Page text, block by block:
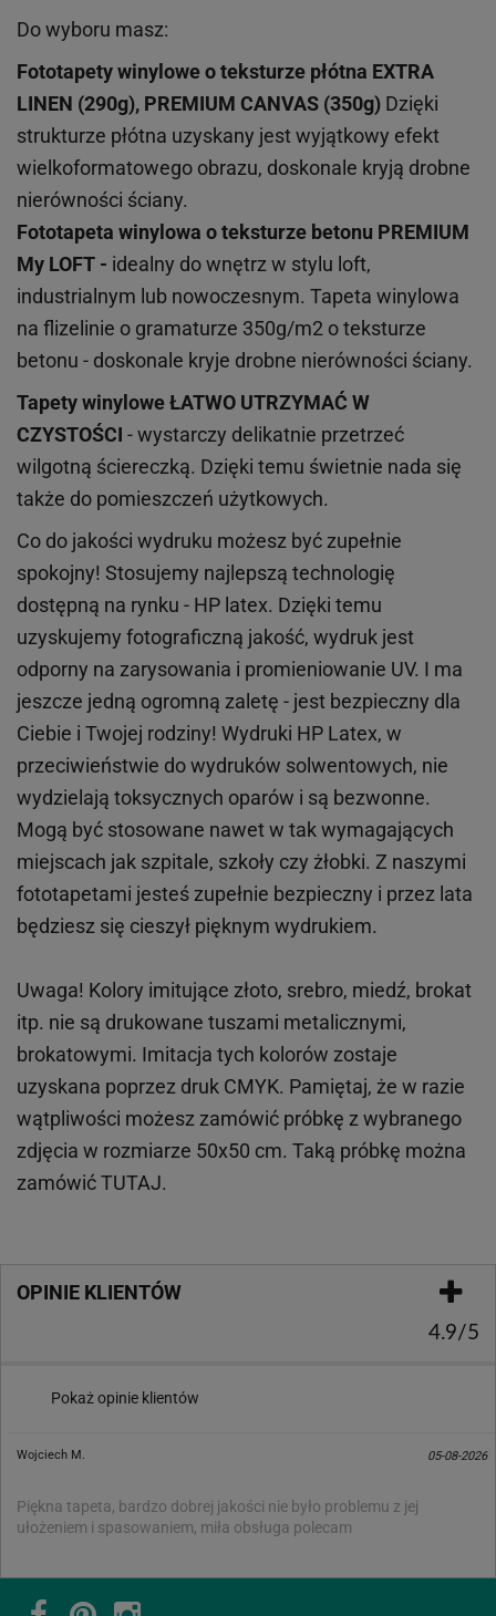
Do wyboru masz:
Fototapety winylowe oteksturze płótna EXTRA
LINEN (290g), PREMIUM CANVAS (350g) Dzięki
strukturze płótna uzyskany jest wyjątkowy efekt
wielkoformatowego obrazu, doskonale kryją drobne
nierówności ściany.
Fototapeta winylowa oteksturze betonu PREMIUM
My LOFT - idealny do wnętrz w stylu loft,
industrialnym lub nowoczesnym. Tapeta winylowa
na flizelinie o gramaturze 350g/m2 o teksturze
betonu - doskonale kryje drobne nierówności ściany.
Tapety winyloweŁATWO UTRZYMAĆ W
CZYSTOŚCI - wystarczy delikatnie przetrzeć
wilgotną ściereczką. Dzięki temu świetnie nada się
także do pomieszczeń użytkowych.
Co do jakości wydruku możesz być zupełnie
spokojny! Stosujemy najlepszą technologię
dostępną na rynku - HP latex. Dzięki temu
uzyskujemy fotograficzną jakość, wydruk jest
odporny na zarysowania i promieniowanie UV. I ma
jeszcze jedną ogromną zaletę - jest bezpieczny dla
Ciebie i Twojej rodziny! Wydruki HP Latex, w
przeciwieństwie do wydruków solwentowych, nie
wydzielają toksycznych oparów i są bezwonne.
Mogą być stosowane nawet w tak wymagających
miejscach jak szpitale, szkoły czy żłobki. Z naszymi
fototapetami jesteś zupełnie bezpieczny i przez lata
będziesz się cieszył pięknym wydrukiem.
Uwaga! Kolory imitujące złoto, srebro, miedź, brokat
itp. nie są drukowane tuszami metalicznymi,
brokatowymi. Imitacja tych kolorów zostaje
uzyskana poprzez druk CMYK. Pamiętaj, że w razie
wątpliwości możesz zamówić próbkę z wybranego
zdjęcia w rozmiarze 50x50 cm. Taką próbkę można
zamówićTUTAJ.
OPINIE KLIENTÓW
4.9/5
Pokaż opinie klientów
Wojciech M. 05-08-2026
Piękna tapeta, bardzo dobrej jakości nie było problemu z jej
ułożeniem i spasowaniem, miła obsługa polecam